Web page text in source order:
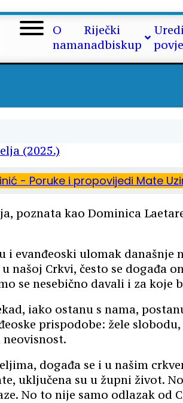
O
nama
Riječki
nadbiskup
Četvrta
- Poruke i propovijedi Mate
poznata kao Dominica
i evanđeoski ulomak
našoj Crkvi, često se događa
se nesebično davali i za koje
iako ostanu s nama,
prispodobe: žele
događa se i u našim
uključena su u župni život.
No to nije samo odlazak od